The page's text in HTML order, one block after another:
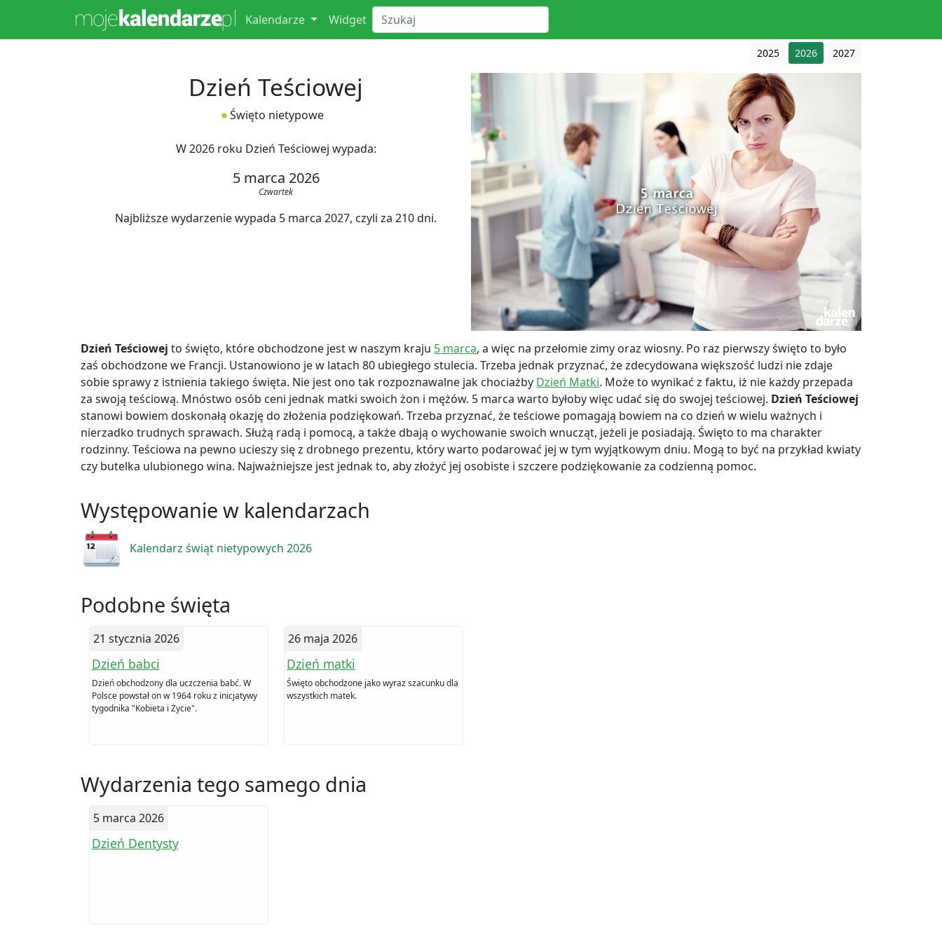
Kalendarze Widget
2025 2026 2027
Dzień Teściowej
Święto nietypowe
W 2026 roku Dzień Teściowej wypada:
5 marca 2026
Czwartek
Najbliższe wydarzenie wypada 5 marca 2027, czyli za 210 dni.
Dzień Teściowej to święto, które obchodzone jest w naszym kraju 5 marca, a więc na przełomie zimy oraz wiosny. Po raz pierwszy święto to było
zaś obchodzone we Francji. Ustanowiono je w latach 80 ubiegłego stulecia. Trzeba jednak przyznać, że zdecydowana większość ludzi nie zdaje
sobie sprawy z istnienia takiego święta. Nie jest ono tak rozpoznawalne jak chociażby Dzień Matki. Może to wynikać z faktu, iż nie każdy przepada
za swoją teściową. Mnóstwo osób ceni jednak matki swoich żon i mężów. 5 marca warto byłoby więc udać się do swojej teściowej. Dzień Teściowej
stanowi bowiem doskonałą okazję do złożenia podziękowań. Trzeba przyznać, że teściowe pomagają bowiem na co dzień w wielu ważnych i
nierzadko trudnych sprawach. Służą radą i pomocą, a także dbają o wychowanie swoich wnucząt, jeżeli je posiadają. Święto to ma charakter
rodzinny. Teściowa na pewno ucieszy się z drobnego prezentu, który warto podarować jej w tym wyjątkowym dniu. Mogą to być na przykład kwiaty
czy butelka ulubionego wina. Najważniejsze jest jednak to, aby złożyć jej osobiste i szczere podziękowanie za codzienną pomoc.
Występowanie w kalendarzach
Kalendarz świąt nietypowych 2026
Podobne święta
21 stycznia 2026
Dzień babci
Dzień obchodzony dla uczczenia babć. W
Polsce powstał on w 1964 roku z inicjatywy
tygodnika "Kobieta i Życie".
26 maja 2026
Dzień matki
Święto obchodzone jako wyraz szacunku dla
wszystkich matek.
Wydarzenia tego samego dnia
5 marca 2026
Dzień Dentysty